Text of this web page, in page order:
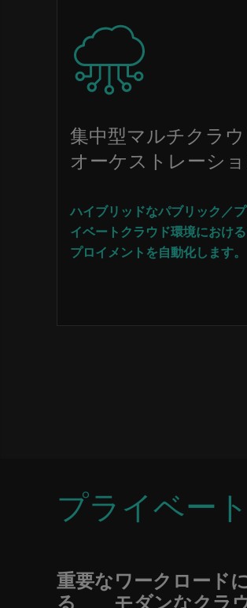
Image
集中型マルチクラウ
オーケストレーシ
ハイブリッドなパブリック／
イベートクラウド環境におけ
プロイメントを自動化します。
プライベー
重要なワークロード
る モダンなクラ